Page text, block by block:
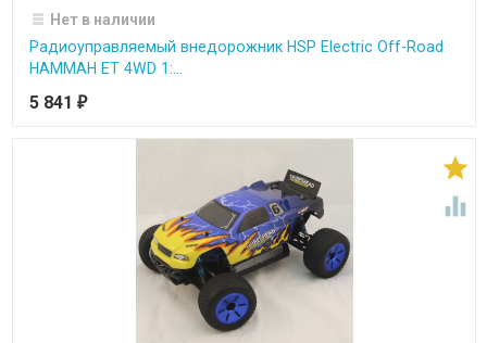
Нет в наличии
Радиоуправляемый внедорожник HSP Electric Off-Road
HAMMAH ET 4WD 1:...
5 841 ₽

